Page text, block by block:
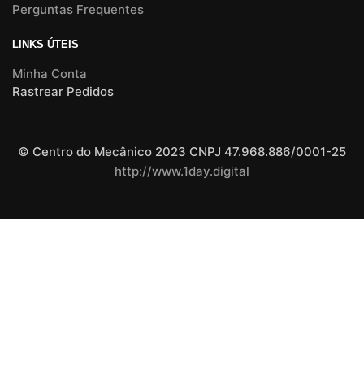
Perguntas Frequentes
LINKS ÚTEIS
Minha Conta
Rastrear Pedidos
© Centro do Mecânico 2023 CNPJ 47.968.886/0001-25
http://www.1day.digital